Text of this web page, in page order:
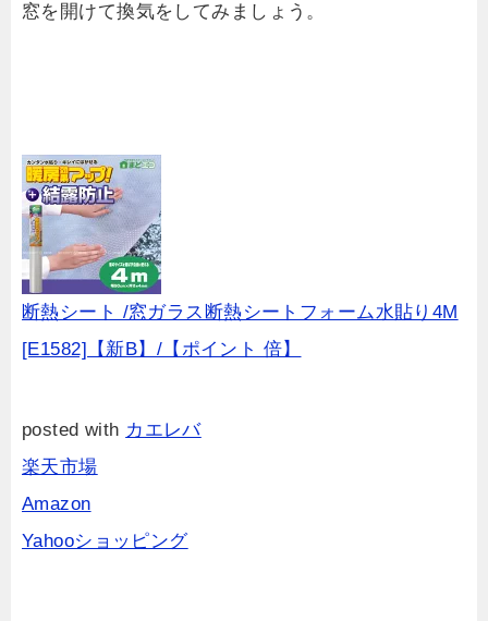
窓を開けて換気をしてみましょう。
断熱シート /窓ガラス断熱シートフォーム水貼り4M
[E1582]【新B】/【ポイント 倍】
posted with カエレバ
楽天市場
Amazon
Yahooショッピング